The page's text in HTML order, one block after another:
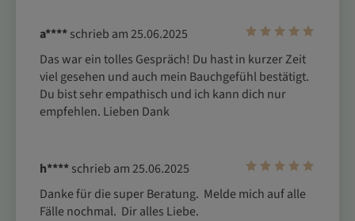
a****schrieb am 25.06.2025
Das war ein tolles Gespräch! Du hast in kurzer Zeit
viel gesehen und auch mein Bauchgefühl bestätigt.
Du bist sehr empathisch und ich kann dich nur
empfehlen. Lieben Dank
h****schrieb am 25.06.2025
Danke für die super Beratung.  Melde mich auf alle
Fälle nochmal.  Dir alles Liebe.